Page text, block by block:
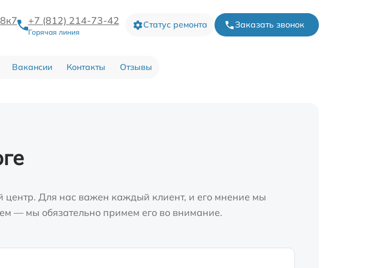
+7 (812) 214-73-42
Горячая линия
Статус ремонта Заказать звонок
Вакансии Контакты Отзывы
Для нас важен каждый клиент, и его мнение мы
— мы обязательно примем его во внимание.